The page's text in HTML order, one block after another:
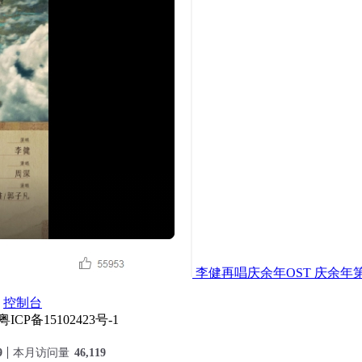
李健再唱庆余年OST 庆余年
控制台
ICP备15102423号-1
本月访问量 46,119